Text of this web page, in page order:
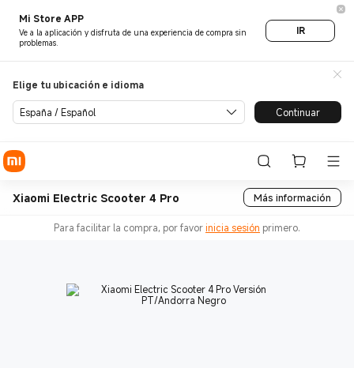
Mi Store APP
Ve a la aplicación y disfruta de una experiencia de compra sin
problemas.
IR
Elige tu ubicación e idioma
España / Español Continuar
Xiaomi Electric Scooter 4 Pro Más información
Para facilitar la compra, por favorinicia sesión primero.